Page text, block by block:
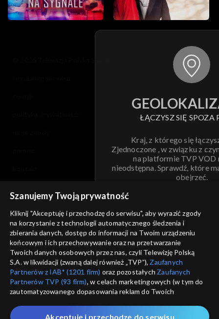
ŁĄCZYSZ SIĘ SPOZA
Kraj, z którego się
Zjednoczone , w związku z
na platformie TVP VOD
nieodstępna. Sprawdź, które
obejrzeć.
ANULUJ
informacje o dostawcy usług
Szanujemy Twoją prywatność
Kliknij "Akceptuję i przechodzę do serwisu", aby wyrazić zgody
na korzystanie z technologii automatycznego śledzenia i
zbierania danych, dostęp do informacji na Twoim urządzeniu
końcowym i ich przechowywanie oraz na przetwarzanie
Twoich danych osobowych przez nas, czyli Telewizję Polską
S.A. w likwidacji (zwaną dalej również „TVP”), Zaufanych
Partnerów z IAB* (1201 firm) oraz pozostałych Zaufanych
Partnerów TVP (93 firm), w celach marketingowych (w tym do
zautomatyzowanego dopasowania reklam do Twoich
które wskazujemy poniżej, a także zgody na udostępnianie
Akceptuję i przechodzę do serwisu